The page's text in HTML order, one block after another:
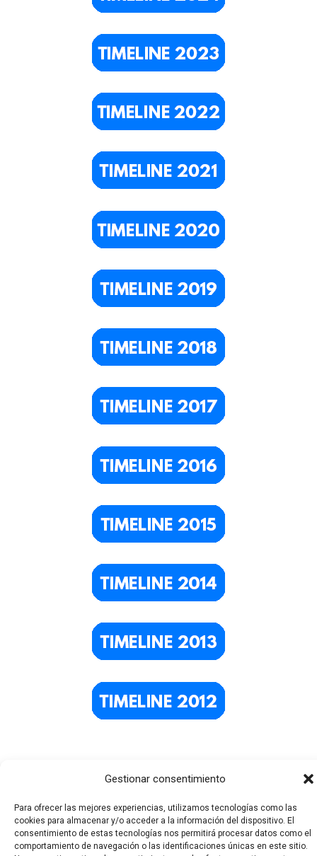
Gestionar consentimiento
Para ofrecer las mejores experiencias, utilizamos tecnologías como las
cookies para almacenar y/o acceder a la información del dispositivo. El
consentimiento de estas tecnologías nos permitirá procesar datos como el
comportamiento de navegación o las identificaciones únicas en este sitio.